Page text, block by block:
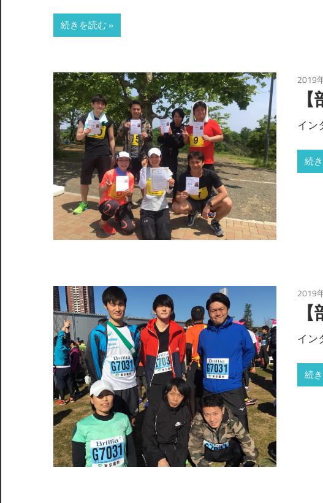
続きを読む
2019
イン
続
2019
イン
続